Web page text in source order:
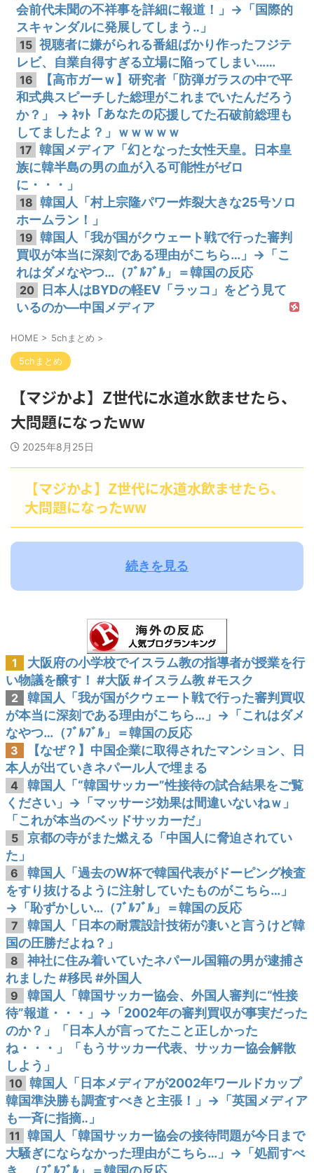
会前代未聞の不祥事を詳細に報道！」→「国際的
スキャンダルに発展してしまう‥」
15 視聴者に嫌がられる番組ばかり作ったフジテ
レビ、自業自得すぎる立場に陥ってしまい……
16
【高市ガーｗ】研究者「防弾ガラスの中で平
和式典スピーチした総理がこれまでいたんだろう
か？」 → ﾈｯﾄ「あなたの応援してた石破前総理も
してましたよ？」ｗｗｗｗｗ
17 韓国メディア「幻となった女性天皇。日本皇
族に韓半島の男の血が入る可能性がゼロ
に・・・」
18 韓国人「村上宗隆パワー炸裂大きな25号ソロ
ホームラン！」
19 韓国人「我が国がクウェート戦で行った審判
買収が本当に深刻である理由がこちら…」→「こ
れはダメなやつ…（ﾌﾞﾙﾌﾞﾙ」＝韓国の反応
20
日本人はBYDの軽EV「ラッコ」をどう見て
いるのか―中国メディア
HOME > 5chまとめ >
5chまとめ
【マジかよ】Z世代に水道水飲ませたら、
大問題になったww
2025年8月25日
【マジかよ】Z世代に水道水飲ませたら、
大問題になったww
続きを見る
1
大阪府の小学校でイスラム教の指導者が授業を行
い物議を醸す！ #大阪 #イスラム教 #モスク
2
韓国人「我が国がクウェート戦で行った審判買収
が本当に深刻である理由がこちら…」→「これはダメ
なやつ…（ﾌﾞﾙﾌﾞﾙ」＝韓国の反応
3
【なぜ？】中国企業に取得されたマンション、日
本人が出ていきネパール人で埋まる
4
韓国人「“韓国サッカー”性接待の試合結果をご覧
ください」→「マッサージ効果は間違いないねｗ」
「これが本当のベッドサッカーだ」
5
京都の寺がまた燃える「中国人に脅迫されてい
た」
6
韓国人「過去のW杯で韓国代表がドーピング検査
をすり抜けるように注射していたものがこちら…」
→「恥ずかしい…（ﾌﾞﾙﾌﾞﾙ」＝韓国の反応
7
韓国人「日本の耐震設計技術が凄いと言うけど韓
国の圧勝だよね？」
8
神社に住み着いていたネパール国籍の男が逮捕さ
れました #移民 #外国人
9
韓国人「韓国サッカー協会、外国人審判に“性接
待”報道・・・」→「2002年の審判買収が事実だった
のか？」「日本人が言ってたこと正しかった
ね・・・」「もうサッカー代表、サッカー協会解散
しよう」
10 韓国人「日本メディアが2002年ワールドカップ
韓国準決勝も調査すべきと主張！」→「英国メディア
も一斉に指摘‥」
11
韓国人「韓国サッカー協会の接待問題が今日まで
大騒ぎにならなかった理由がこちら…」→「処罰すべ